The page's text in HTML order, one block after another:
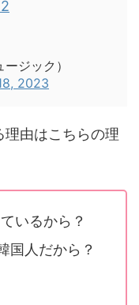
ジック）
2023
由はこちらの理
いるから？
国人だから？